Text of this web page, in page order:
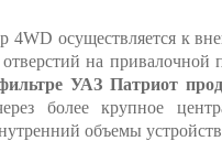
осуществляется к
на привалочной
УАЗ Патриот
более крупное
объемы